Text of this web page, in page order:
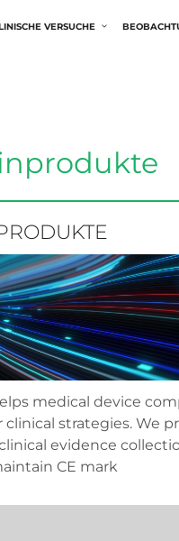
VERSUCHE
medical device
strategies. We
evidence
CE mark